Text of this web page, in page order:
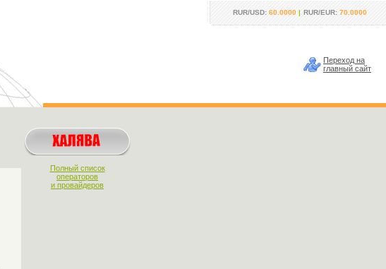
RUR/USD: 60.0000 | RUR/EUR: 70.0000
Переход на
главный сайт
Полный список
операторов
и провайдеров